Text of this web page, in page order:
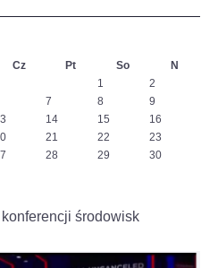
Cz Pt So
N
1
2
7 8
9
14 15
16
21 22
23
28 29
30
środowisk